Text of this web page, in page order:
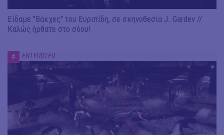
Είδαμε "Βάκχες" του Ευριπίδη, σε σκηνοθεσία J. Gardev //
Καλώς ήρθατε στο σόου!
# ΕΝΤΥΠΩΣΕΙΣ